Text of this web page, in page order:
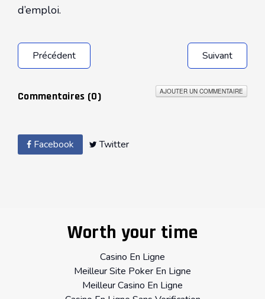
d’emploi.
Précédent Suivant
Commentaires (0) AJOUTER UN COMMENTAIRE
Facebook Twitter
Worth your time
Casino En Ligne
Meilleur Site Poker En Ligne
Meilleur Casino En Ligne